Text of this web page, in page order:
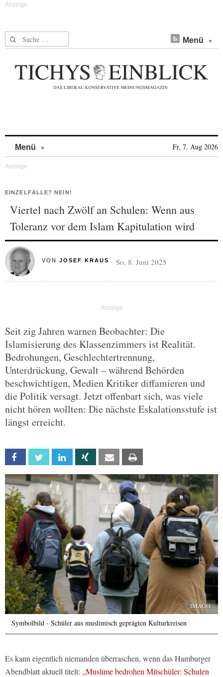
Suche nach: Menü
Menü Fr, 7. Aug 2026
EINZELFÄLLE? NEIN!
Viertel nach Zwölf an Schulen: Wenn aus
Toleranz vor dem Islam Kapitulation wird
VON JOSEF KRAUS So, 8. Juni 2025
Seit zig Jahren warnen Beobachter: Die
Islamisierung des Klassenzimmers ist Realität.
Bedrohungen, Geschlechtertrennung,
Unterdrückung, Gewalt – während Behörden
beschwichtigen, Medien Kritiker diffamieren und
die Politik versagt. Jetzt offenbart sich, was viele
nicht hören wollten: Die nächste Eskalationsstufe ist
längst erreicht.
Facebook Twitter Linkedin Xing Email
IMAGO
Symbolbild - Schüler aus muslimisch geprägten Kulturkreisen
Es kann eigentlich niemanden überraschen, wenn das Hamburger
Abendblatt aktuell titelt: „Muslime bedrohen Mitschüler: Schulen